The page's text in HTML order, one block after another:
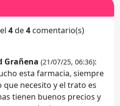
4de4 comentario(s)
Grañena (21/07/25, 06:36):
esta farmacia, siempre
que necesito y el trato es
tienen buenos precios y